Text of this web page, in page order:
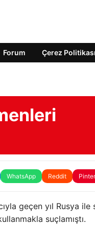
Forum Çerez Politikası
WhatsApp Reddit
geçen yıl Rusya ile
suçlamıştı.